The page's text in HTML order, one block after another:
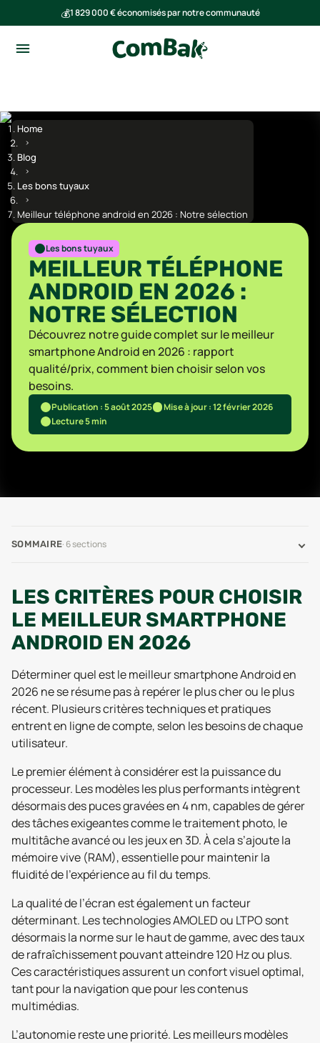
💰1 829 000 € économisés par notre communauté
Home
Blog
Les bons tuyaux
Meilleur téléphone android en 2026 : Notre sélection
Les bons tuyaux
MEILLEUR TÉLÉPHONE
ANDROID EN 2026 :
NOTRE SÉLECTION
Découvrez notre guide complet sur le meilleur
smartphone Android en 2026 : rapport
qualité/prix, comment bien choisir selon vos
besoins.
Publication : 5 août 2025
Mise à jour : 12 février 2026
Lecture 5 min
SOMMAIRE· 6sections
LES CRITÈRES POUR CHOISIR
LE MEILLEUR SMARTPHONE
ANDROID EN 2026
Déterminer quel est le meilleur smartphone Android en
2026 ne se résume pas à repérer le plus cher ou le plus
récent. Plusieurs critères techniques et pratiques
entrent en ligne de compte, selon les besoins de chaque
utilisateur.
Le premier élément à considérer est la puissance du
processeur. Les modèles les plus performants intègrent
désormais des puces gravées en 4 nm, capables de gérer
des tâches exigeantes comme le traitement photo, le
multitâche avancé ou les jeux en 3D. À cela s’ajoute la
mémoire vive (RAM), essentielle pour maintenir la
fluidité de l’expérience au fil du temps.
La qualité de l’écran est également un facteur
déterminant. Les technologies AMOLED ou LTPO sont
désormais la norme sur le haut de gamme, avec des taux
de rafraîchissement pouvant atteindre 120 Hz ou plus.
Ces caractéristiques assurent un confort visuel optimal,
tant pour la navigation que pour les contenus
multimédias.
L’autonomie reste une priorité. Les meilleurs modèles